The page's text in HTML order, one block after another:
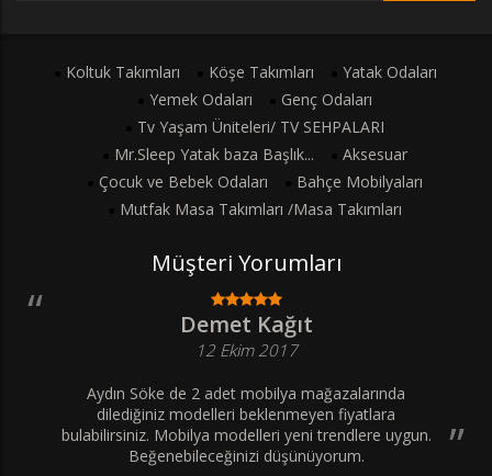
Koltuk Takımları Köşe Takımları
Yatak Odaları
Yemek Odaları
Genç Odaları
Tv Yaşam Üniteleri/ TV SEHPALARI
Mr.Sleep Yatak baza Başlık...
Aksesuar
Çocuk ve Bebek Odaları
Bahçe Mobilyaları
Mutfak Masa Takımları /Masa Takımları
Müşteri Yorumları
Demet Kağıt
12 Ekim 2017
Aydın Söke de 2 adet mobilya mağazalarında
dilediğiniz modelleri beklenmeyen fiyatlara
bulabilirsiniz. Mobilya modelleri yeni trendlere uygun.
Beğenebileceğinizi düşünüyorum.